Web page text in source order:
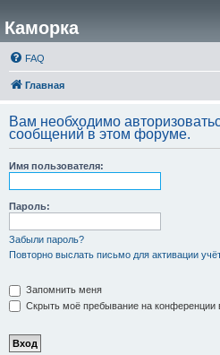
Каморка
FAQ
Главная
Вам необходимо
сообщений в этом форуме.
Имя пользователя:
Пароль:
Забыли пароль?
Повторно выслать письмо для активации
Запомнить меня
Скрыть моё пребывание на конференции